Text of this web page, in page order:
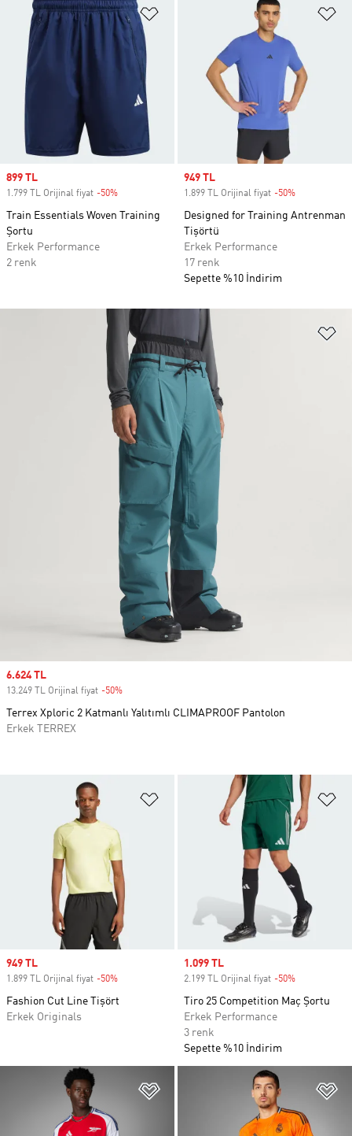
Favori Listesine Ekle
Sale price
899 TL
1.799 TL Orijinal fiyat -50%
Train Essentials Woven Training
Şortu
Erkek Performance
2 renk
Sale price
949 TL
1.899 TL Orijinal fiyat -50%
Designed for Training Antrenman
Tişörtü
Erkek Performance
17 renk
Sepette %10 İndirim
Favori Listesine Ekle
Sale price
949 TL
1.899 TL Orijinal fiyat -50%
Fashion Cut Line Tişört
Erkek Originals
Sale price
1.099 TL
2.199 TL Orijinal fiyat -50%
Tiro 25 Competition Maç Şortu
Erkek Performance
3 renk
Sepette %10 İndirim
Favori Listesine Ekle
Sale price
6.624 TL
13.249 TL Orijinal fiyat -50%
Terrex Xploric 2 Katmanlı Yalıtımlı CLIMAPROOF Pantolon
Erkek TERREX